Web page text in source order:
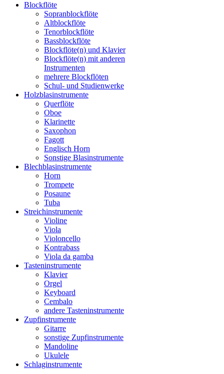
Blockflöte
Sopranblockflöte
Altblockflöte
Tenorblockflöte
Bassblockflöte
Blockflöte(n) und Klavier
Blockflöte(n) mit anderen
Instrumenten
mehrere Blockflöten
Schul- und Studienwerke
Holzblasinstrumente
Querflöte
Oboe
Klarinette
Saxophon
Fagott
Englisch Horn
Sonstige Blasinstrumente
Blechblasinstrumente
Horn
Trompete
Posaune
Tuba
Streichinstrumente
Violine
Viola
Violoncello
Kontrabass
Viola da gamba
Tasteninstrumente
Klavier
Orgel
Keyboard
Cembalo
andere Tasteninstrumente
Zupfinstrumente
Gitarre
sonstige Zupfinstrumente
Mandoline
Ukulele
Schlaginstrumente